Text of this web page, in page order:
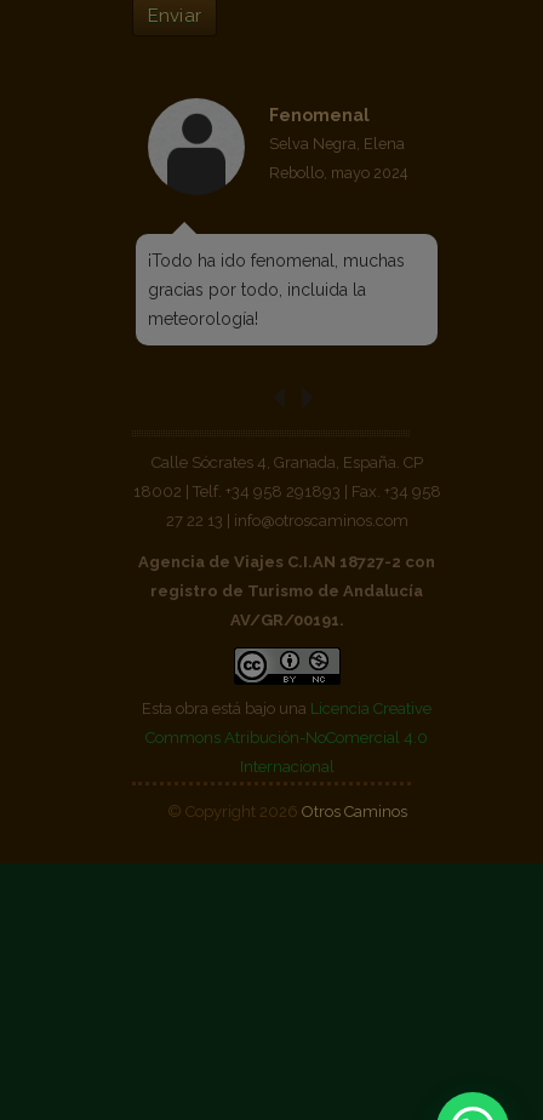
Enviar
Fenomenal
Selva Negra, Elena
Rebollo, mayo 2024
¡Todo ha ido fenomenal, muchas
gracias por todo, incluida la
meteorología!
Calle Sócrates 4, Granada, España. CP
18002 | Telf. +34 958 291893 | Fax. +34 958
27 22 13 | info@otroscaminos.com
Agencia de Viajes C.I.AN 18727-2 con
registro de Turismo de Andalucía
AV/GR/00191.
Esta obra está bajo una Licencia Creative
Commons Atribución-NoComercial 4.0
Internacional
© Copyright 2026 Otros Caminos